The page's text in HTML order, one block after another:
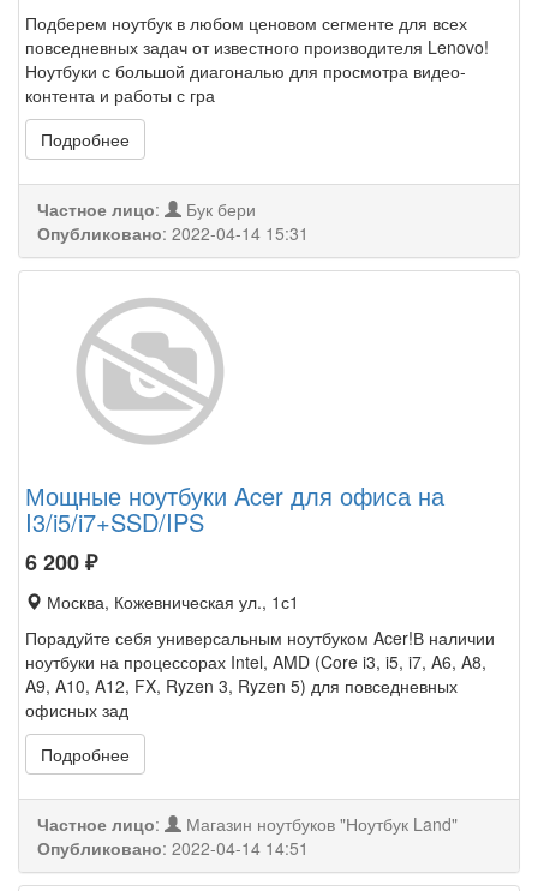
Подберем ноутбук в любом ценовом сегменте для всех
повседневных задач от известного производителя Lenovo!
Ноутбуки с большой диагональю для просмотра видео-
контента и работы с гра
Подробнее
Частное лицо:
Бук бери
Опубликовано: 2022-04-14 15:31
Мощные ноутбуки Acer для офиса на
I3/i5/i7+SSD/IPS
6 200₽
Москва, Кожевническая ул., 1с1
Порадуйте себя универсальным ноутбуком Acer!В наличии
ноутбуки на процессорах Intel, AMD (Core i3, i5, i7, A6, A8,
A9, A10, A12, FX, Ryzen 3, Ryzen 5) для повседневных
офисных зад
Подробнее
Частное лицо:
Магазин ноутбуков "Ноутбук Land"
Опубликовано: 2022-04-14 14:51